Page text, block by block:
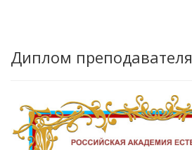
Диплом преподавателя